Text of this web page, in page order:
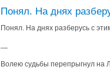
Понял. На днях
Понял. На днях разберусь с
—
Волею судьбы перепрыгнул на